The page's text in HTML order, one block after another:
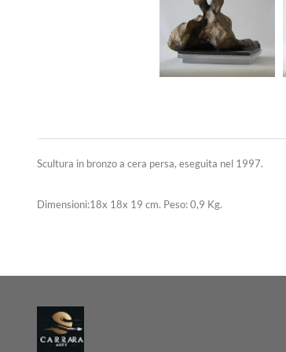
Scultura in bronzo a cera persa, eseguita nel 1997.
Dimensioni:18x 18x 19 cm. Peso: 0,9 Kg.